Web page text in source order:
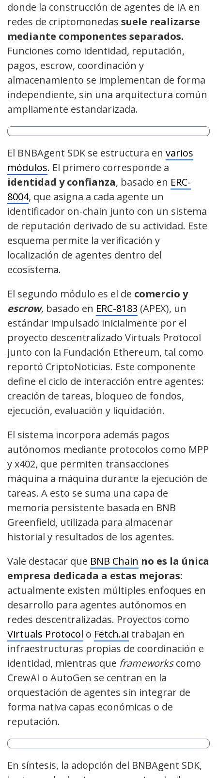
donde la construcción de agentes de IA en
redes de criptomonedas suele realizarse
mediante componentes separados.
Funciones como identidad, reputación,
pagos, escrow, coordinación y
almacenamiento se implementan de forma
independiente, sin una arquitectura común
ampliamente estandarizada.
El BNBAgent SDK se estructura en varios
módulos. El primero corresponde a
identidad y confianza, basado en ERC-
8004, que asigna a cada agente un
identificador on-chain junto con un sistema
de reputación derivado de su actividad. Este
esquema permite la verificación y
localización de agentes dentro del
ecosistema.
El segundo módulo es el de comercio y
escrow, basado en ERC-8183 (APEX), un
estándar impulsado inicialmente por el
proyecto descentralizado Virtuals Protocol
junto con la Fundación Ethereum, tal como
reportó CriptoNoticias. Este componente
define el ciclo de interacción entre agentes:
creación de tareas, bloqueo de fondos,
ejecución, evaluación y liquidación.
El sistema incorpora además pagos
autónomos mediante protocolos como MPP
y x402, que permiten transacciones
máquina a máquina durante la ejecución de
tareas. A esto se suma una capa de
memoria persistente basada en BNB
Greenfield, utilizada para almacenar
historial y resultados de los agentes.
Vale destacar que BNB Chain no es la única
empresa dedicada a estas mejoras:
actualmente existen múltiples enfoques en
desarrollo para agentes autónomos en
redes descentralizadas. Proyectos como
Virtuals Protocol o Fetch.ai trabajan en
infraestructuras propias de coordinación e
identidad, mientras que frameworkscomo
CrewAI o AutoGen se centran en la
orquestación de agentes sin integrar de
forma nativa capas económicas o de
reputación.
En síntesis, la adopción del BNBAgent SDK,